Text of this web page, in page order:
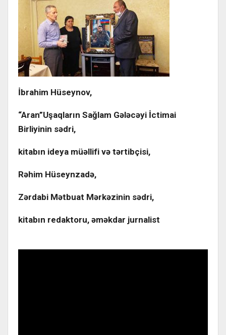
İbrahim Hüseynov,
“Aran”Uşaqların Sağlam Gələcəyi İctimai
Birliyinin sədri,
kitabın ideya müəllifi və tərtibçisi,
Rəhim Hüseynzadə,
Zərdabi Mətbuat Mərkəzinin sədri,
kitabın redaktoru, əməkdar jurnalist